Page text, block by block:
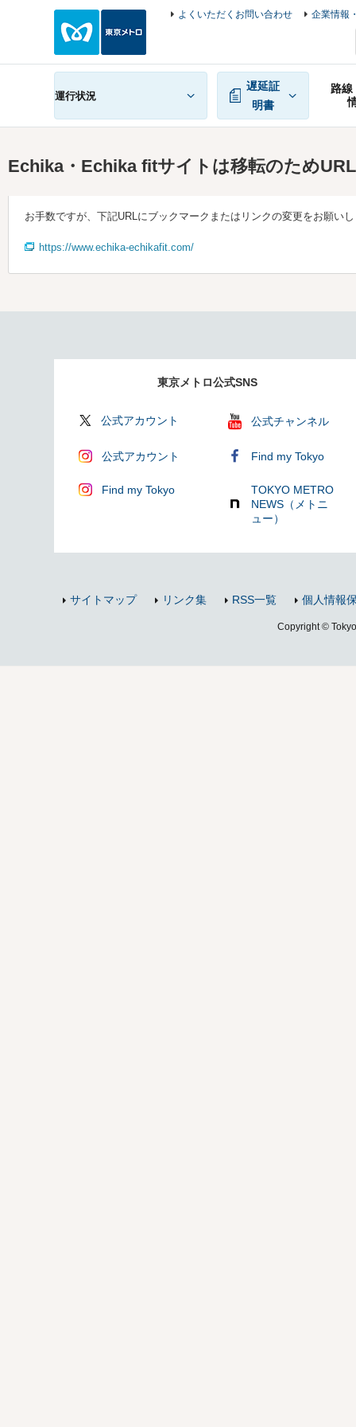
運行状況
遅延証
明書
路線
よくいただくお問い合わせ 企業情報
東京メトロホーム Echika・Echika fitサイトは移転のためURLを変更致しま
Echika・Echika fitサイトは移転のため
お手数ですが、下記URLにブックマークまたはリンクの変更をお願い
https://www.echika-echikafit.com/
東京メトロ公式SNS
公式アカウント 公式チャンネル
公式アカウント Find my Tokyo
Find my Tokyo
TOKYO METRO
NEWS（メトニ
ュー）
サイトマップ リンク集 RSS一覧 個人情報
Copyright ©